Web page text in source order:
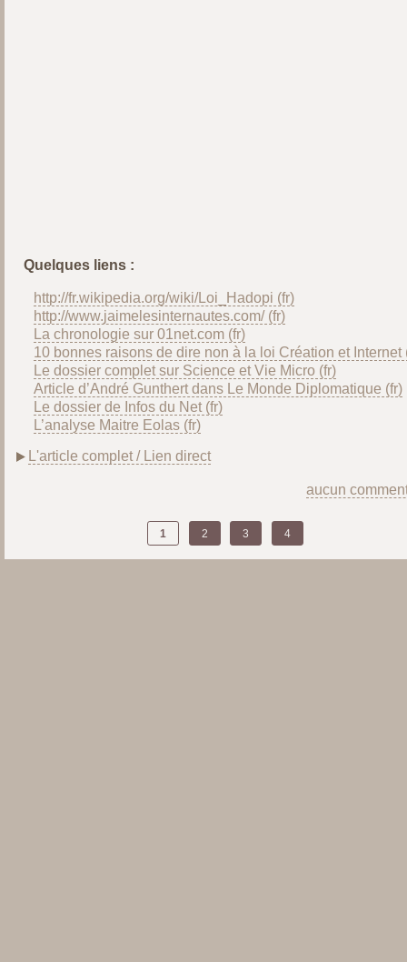
Quelques liens :
http://fr.wikipedia.org/wiki/Loi_Hadopi
http://www.jaimelesinternautes.com/
La chronologie sur 01net.com
10 bonnes raisons de dire non à la loi Création et Internet
Le dossier complet sur Science et Vie Micro
Article d’André Gunthert dans Le Monde Diplomatique
Le dossier de Infos du Net
L’analyse Maitre Eolas
L'article complet / Lien direct
aucun
1 2 3 4